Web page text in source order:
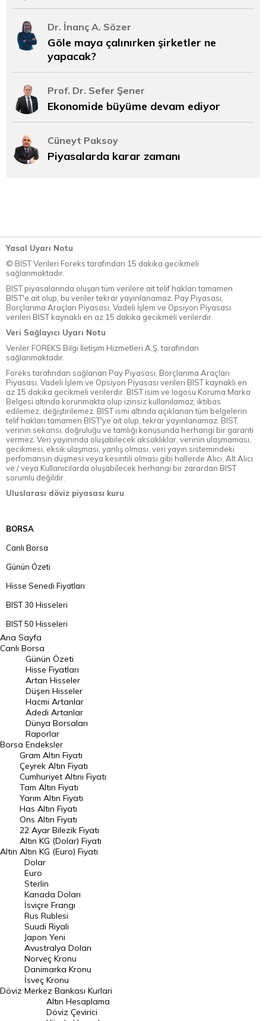
Dr. İnanç A. Sözer
Göle maya çalınırken şirketler ne
yapacak?
Prof. Dr. Sefer Şener
Ekonomide büyüme devam ediyor
Cüneyt Paksoy
Piyasalarda karar zamanı
Yasal Uyarı Notu
© BİST Verileri Foreks tarafından 15 dakika gecikmeli
sağlanmaktadır.
BIST piyasalarında oluşan tüm verilere ait telif hakları tamamen
BIST'e ait olup, bu veriler tekrar yayınlanamaz. Pay Piyasası,
Borçlanma Araçları Piyasası, Vadeli İşlem ve Opsiyon Piyasası
verileri BIST kaynaklı en az 15 dakika gecikmeli verilerdir.
Veri Sağlayıcı Uyarı Notu
Veriler FOREKS Bilgi İletişim Hizmetleri A.Ş. tarafından
sağlanmaktadır.
Foreks tarafından sağlanan Pay Piyasası, Borçlanma Araçları
Piyasası, Vadeli İşlem ve Opsiyon Piyasası verileri BIST kaynaklı en
az 15 dakika gecikmeli verilerdir. BIST isim ve logosu Koruma Marka
Belgesi altında korunmakta olup izinsiz kullanılamaz, iktibas
edilemez, değiştirilemez. BIST ismi altında açıklanan tüm belgelerin
telif hakları tamamen BIST'ye ait olup, tekrar yayınlanamaz. BIST,
verinin sekansı, doğruluğu ve tamlığı konusunda herhangi bir garanti
vermez. Veri yayınında oluşabilecek aksaklıklar, verinin ulaşmaması,
gecikmesi, eksik ulaşması, yanlış olması, veri yayın sistemindeki
perfomansın düşmesi veya kesintili olması gibi hallerde Alıcı, Alt Alıcı
ve / veya Kullanıcılarda oluşabilecek herhangi bir zarardan BIST
sorumlu değildir.
Uluslarası döviz piyasası kuru
BORSA
Canlı Borsa
Günün Özeti
Hisse Senedi Fiyatları
BIST 30 Hisseleri
BIST 50 Hisseleri
BIST 100 Hisseleri
En Çok Artan Hisseler
En Çok Düşen Hisseler
Hacmi Artanlar
Geçmiş Kapanışlar
Dünya Borsaları
Raporlar
Endeksler
DÖVİZ
Döviz Kuru
Dolar Kuru
Euro Kuru
Pound Kuru
Frank Kuru
Riyal Kuru
Avustralya Doları
Danimarka Kronu Kuru
Kanada Doları Kuru
Norveç Kronu Kuru
İsveç Kronu Kuru
Ana Sayfa
Canlı Borsa
Borsa
Günün Özeti
Hisse Fiyatları
Artan Hisseler
Düşen Hisseler
Hacmi Artanlar
Adedi Artanlar
Dünya Borsaları
Raporlar
Endeksler
Altın
Gram Altın Fiyatı
Çeyrek Altın Fiyatı
Cumhuriyet Altını Fiyatı
Tam Altın Fiyatı
Yarım Altın Fiyatı
Has Altın Fiyatı
Ons Altın Fiyatı
22 Ayar Bilezik Fiyatı
Altın KG (Dolar) Fiyatı
Altın KG (Euro) Fiyatı
Döviz
Dolar
Euro
Sterlin
Kanada Doları
İsviçre Frangı
Rus Rublesi
Suudi Riyali
Japon Yeni
Avustralya Doları
Norveç Kronu
Danimarka Kronu
İsveç Kronu
Merkez Bankası Kurlari
Altın Hesaplama
Döviz Çevirici